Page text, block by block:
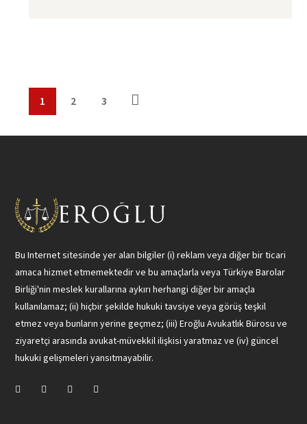
1 2 3
Bu Internet sitesinde yer alan bilgiler (i) reklam veya diğer bir ticari
amaca hizmet etmemektedir ve bu amaçlarla veya Türkiye Barolar
Birliği'nin meslek kurallarına aykırı herhangi diğer bir amaçla
kullanılamaz; (ii) hiçbir şekilde hukuki tavsiye veya görüş teşkil
etmez veya bunların yerine geçmez; (iii) Eroğlu Avukatlık Bürosu ve
ziyaretçi arasında avukat-müvekkil ilişkisi yaratmaz ve (iv) güncel
hukuki gelişmeleri yansıtmayabilir.